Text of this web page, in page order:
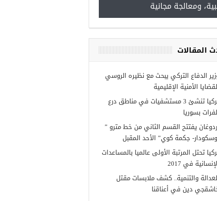
ومعالجة مجانية
المقالات
الدفاع التركي يبحث مع نظيره الروسي
الأمنية الإقليمية
تركيا تنشئ 3 مستشفيات في مناطق درع
بسوريا
يفتتح القسم الثاني من خط مترو ”
جكمة كوي” الأحد المقبل
تحتل المرتبة الأولى عالميا بالمساعدات
في 2017
والتنمية.. كشف ملابسات مقتل
دين في أعناقنا